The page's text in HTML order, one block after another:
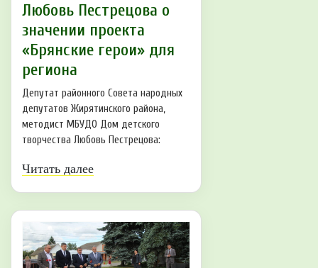
Любовь Пестрецова о
значении проекта
«Брянские герои» для
региона
Депутат районного Совета народных
депутатов Жирятинского района,
методист МБУДО Дом детского
творчества Любовь Пестрецова:
Читать далее